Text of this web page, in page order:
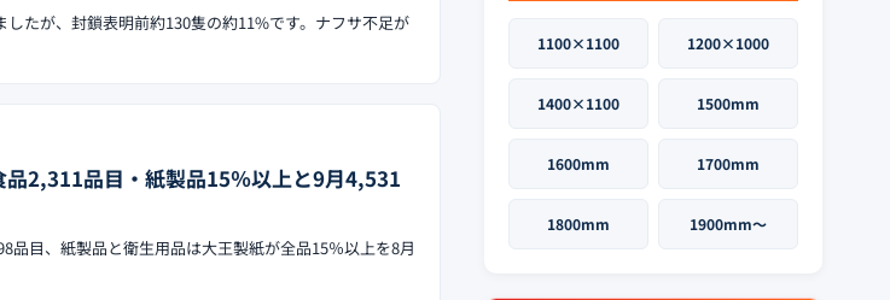
たが、封鎖表明前約130隻の約11%です。ナフサ不足が
2,311品目・紙製品15％以上と9月4,531
目、紙製品と衛生用品は大王製紙が全品15％以上を8月
1100×1100 1200×1000
1400×1100 1500mm
1600mm 1700mm
1800mm 1900mm〜